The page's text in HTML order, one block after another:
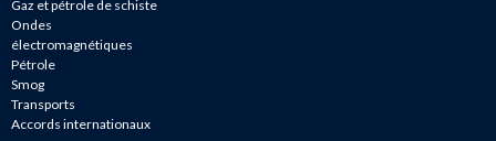
Gaz et pétrole de schiste
Ondes
électromagnétiques
Pétrole
Smog
Transports
Accords internationaux